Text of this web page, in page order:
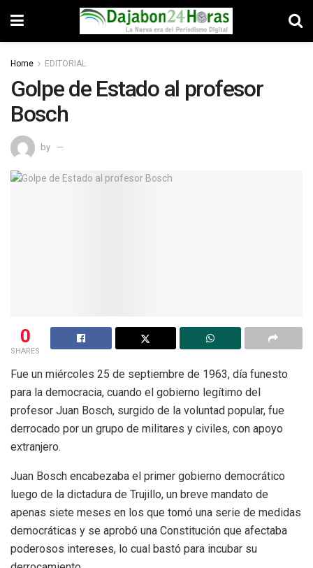
Home EDITORIAL
Golpe de Estado al profesor
Bosch
by
0
SHARES
Fue un miércoles 25 de septiembre de 1963, día funesto
para la democracia, cuando el gobierno legítimo del
profesor Juan Bosch, surgido de la voluntad popular, fue
derrocado por un grupo de militares y civiles, con apoyo
extranjero.
Juan Bosch encabezaba el primer gobierno democrático
luego de la dictadura de Trujillo, un breve mandato de
apenas siete meses en los que tomó una serie de medidas
democráticas y se aprobó una Constitución que afectaba
poderosos intereses, lo cual bastó para incubar su